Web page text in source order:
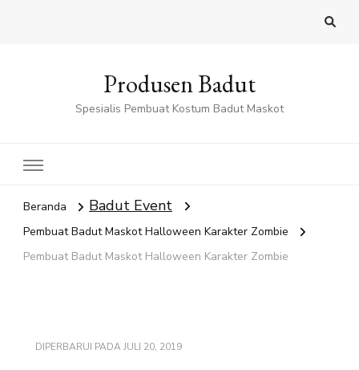
Produsen Badut
Spesialis Pembuat Kostum Badut Maskot
Beranda Badut Event
Pembuat Badut Maskot Halloween Karakter Zombie
Pembuat Badut Maskot Halloween Karakter Zombie
DIPERBARUI PADAJULI 20, 2019